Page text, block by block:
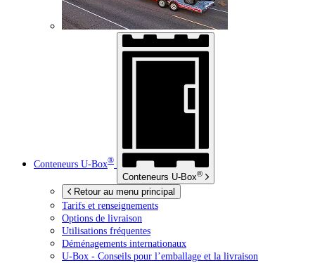
Conteneurs U-Box®
Conteneurs U-Box®
Retour au menu principal
Tarifs et renseignements
Options de livraison
Utilisations fréquentes
Déménagements internationaux
U-Box - Conseils pour l’emballage et la livraison